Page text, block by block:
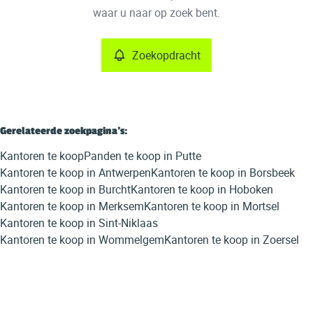
Max. budget
Zoeken
waar u naar op zoek bent.
Zoekopdracht
Gerelateerde zoekpagina's:
Kantoren te koopPanden te koop in Putte
Kantoren te koop in AntwerpenKantoren te koop in Borsbeek
Kantoren te koop in BurchtKantoren te koop in Hoboken
Kantoren te koop in MerksemKantoren te koop in Mortsel
Kantoren te koop in Sint-Niklaas
Kantoren te koop in WommelgemKantoren te koop in Zoersel